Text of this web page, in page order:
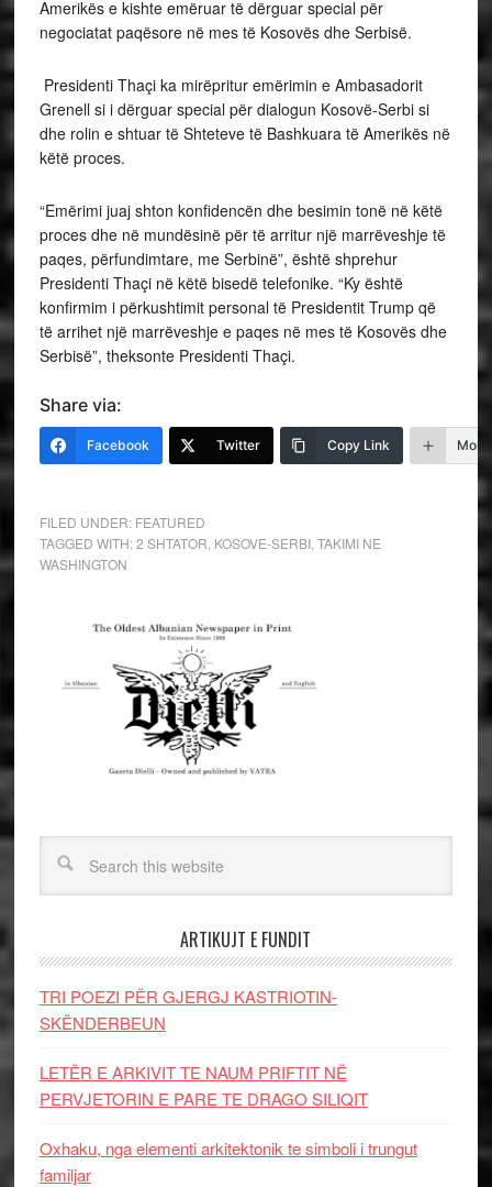
Amerikës e kishte emëruar të dërguar special për
negociatat paqësore në mes të Kosovës dhe Serbisë.
Presidenti Thaçi ka mirëpritur emërimin e Ambasadorit
Grenell si i dërguar special për dialogun Kosovë-Serbi si
dhe rolin e shtuar të Shteteve të Bashkuara të Amerikës në
këtë proces.
“Emërimi juaj shton konfidencën dhe besimin tonë në këtë
proces dhe në mundësinë për të arritur një marrëveshje të
paqes, përfundimtare, me Serbinë”, është shprehur
Presidenti Thaçi në këtë bisedë telefonike. “Ky është
konfirmim i përkushtimit personal të Presidentit Trump që
të arrihet një marrëveshje e paqes në mes të Kosovës dhe
Serbisë”, theksonte Presidenti Thaçi.
Share via:
Facebook Twitter Copy Link More
FILED UNDER: FEATURED
TAGGED WITH:2 SHTATOR KOSOVE-SERBI, TAKIMI NE
WASHINGTON
ARTIKUJT E FUNDIT
TRI POEZI PËR GJERGJ KASTRIOTIN-
SKËNDERBEUN
LETËR E ARKIVIT TE NAUM PRIFTIT NË
PERVJETORIN E PARE TE DRAGO SILIQIT
Oxhaku, nga elementi arkitektonik te simboli i trungut
familjar